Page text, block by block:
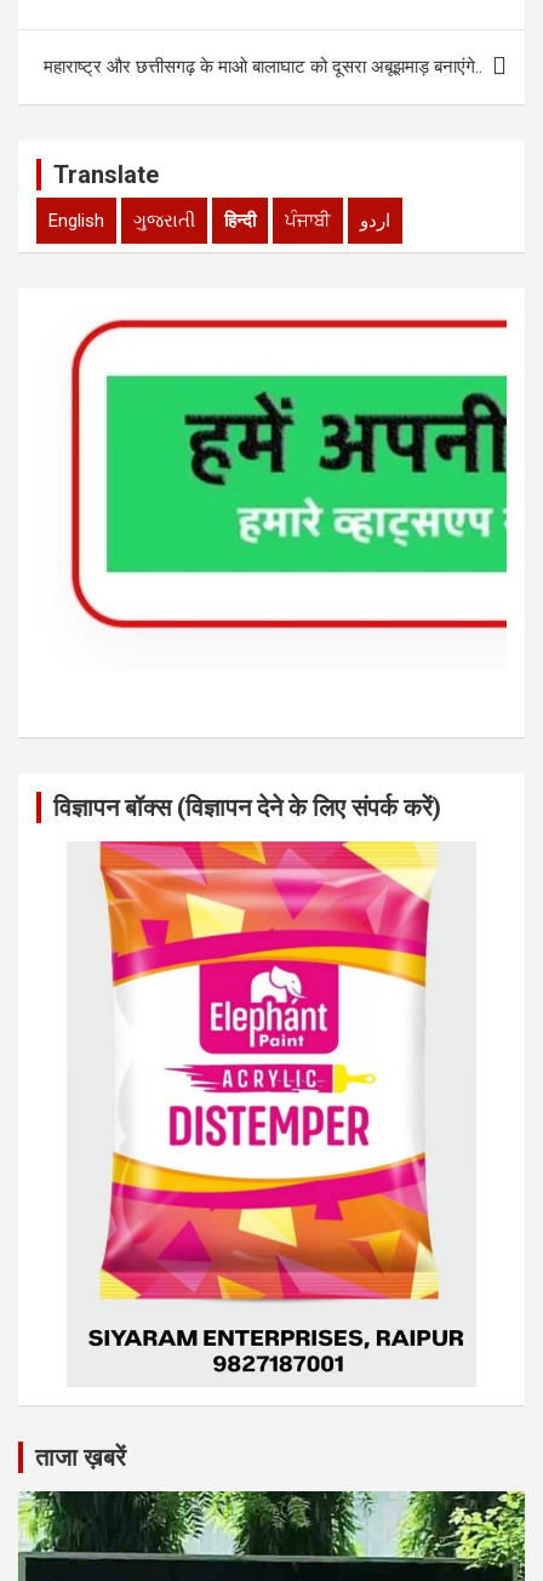
महाराष्ट्र और छत्तीसगढ़ के माओ बालाघाट को दूसरा अबूझमाड़ बनाएंगे..
Translate
English ગુજરાતી हिन्दी ਪੰਜਾਬੀ اردو
विज्ञापन बॉक्स (विज्ञापन देने के लिए संपर्क करें)
ताजा ख़बरें